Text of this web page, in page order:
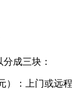
成三块：
）：上门或远